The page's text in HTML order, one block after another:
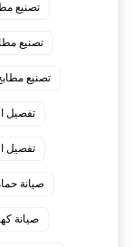
تصنيع
تصنيع
تصنيع
تفصيل
تفصيل
صيانة
صيانة